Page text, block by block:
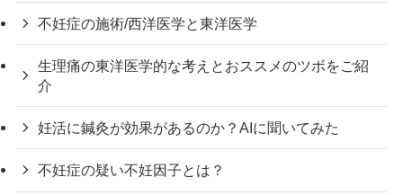
不妊症の施術/西洋医学と東洋医学
生理痛の東洋医学的な考えとおススメのツボをご紹
介
妊活に鍼灸が効果があるのか？AIに聞いてみた
不妊症の疑い不妊因子とは？